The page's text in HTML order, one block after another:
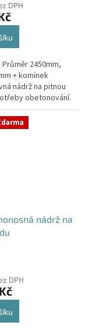
DPH
Průměr 2450mm,
+ komínek
nádrž na pitnou
obetonování.
všech
potrubí a hadice
nádrž na
DPH